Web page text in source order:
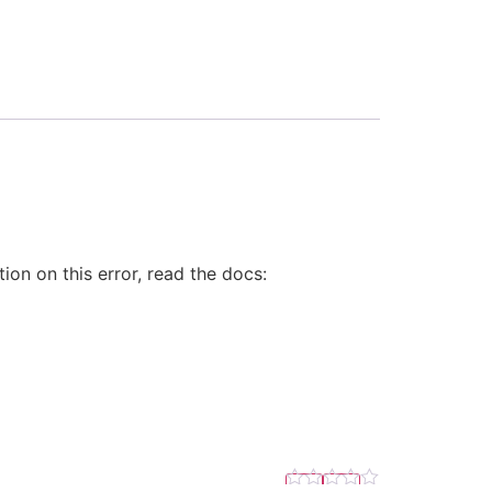
on this error, read the docs: